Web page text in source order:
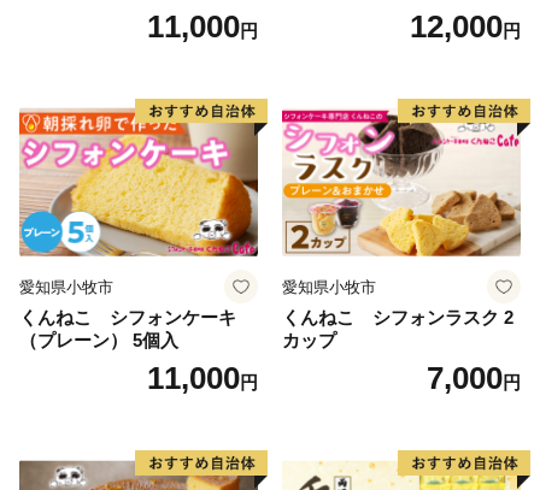
11,000円 12,000円
愛知県小牧市
くんねこ シフォンケーキ
（プレーン） 5個入
11,000円
愛知県小牧市
くんねこ シフォンラスク 2
カップ
7,000円